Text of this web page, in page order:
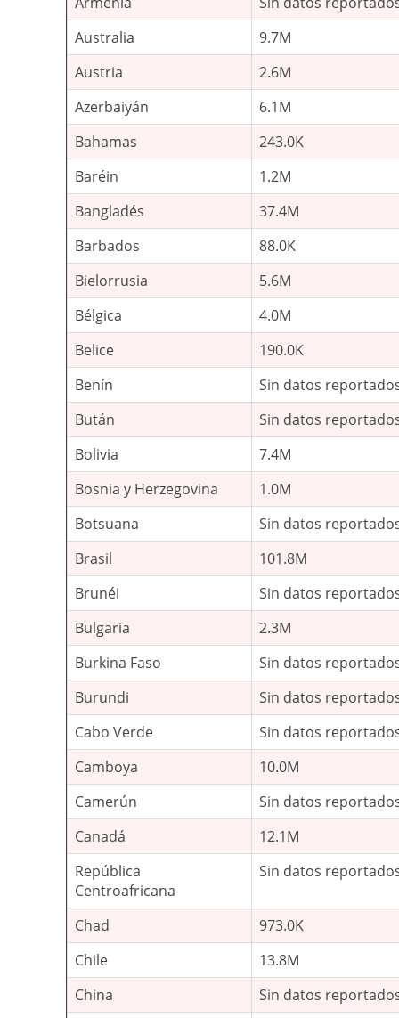
Australia
9.7M
Austria
2.6M
Azerbaiyán
6.1M
Bahamas
243.0K
Baréin
1.2M
Bangladés
37.4M
Barbados
88.0K
Bielorrusia
5.6M
Bélgica
4.0M
Belice
190.0K
Benín
Sin datos
Bután
Sin datos
Bolivia
7.4M
Bosnia y Herzegovina
1.0M
Botsuana
Sin datos
Brasil
101.8M
Brunéi
Sin datos
Bulgaria
2.3M
Burkina Faso
Sin datos
Burundi
Sin datos
Cabo Verde
Sin datos
Camboya
10.0M
Camerún
Sin datos
Canadá
12.1M
República
Centroafricana
Sin datos
Chad
973.0K
Chile
13.8M
China
Sin datos